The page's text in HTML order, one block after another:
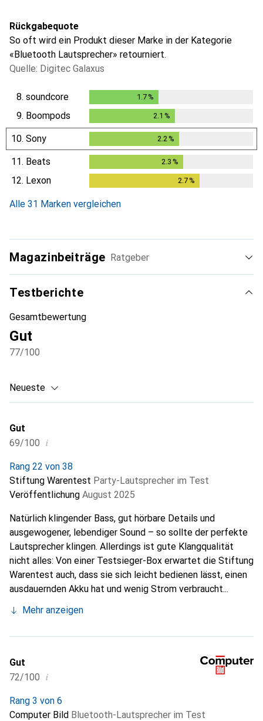
Rückgabequote
So oft wird ein Produkt dieser Marke in der Kategorie
«Bluetooth Lautsprecher» retourniert.
Quelle: Digitec Galaxus
8. soundcore 1.7%
9. Boompods 2.1 %
10. Sony 2.2 %
11. Beats 2.3 %
12. Lexon 2.7%
Alle 31 Marken vergleichen
Magazinbeiträge Ratgeber
Testberichte
Gesamtbewertung
Gut
77/100
Neueste
Gut
69/100 i
Rang 22 von 38
Stiftung Warentest Party-Lautsprecher im Test
Veröffentlichung August 2025
Natürlich klingender Bass, gut hörbare Details und
ausgewogener, lebendiger Sound – so sollte der perfekte
Lautsprecher klingen. Allerdings ist gute Klangqualität
nicht alles: Von einer Testsieger-Box erwartet die Stiftung
Warentest auch, dass sie sich leicht bedienen lässt, einen
ausdauernden Akku hat und wenig Strom verbraucht...
Mehr anzeigen
Gut
72/100 i
Rang 3 von 6
Computer Bild Bluetooth-Lautsprecher im Test